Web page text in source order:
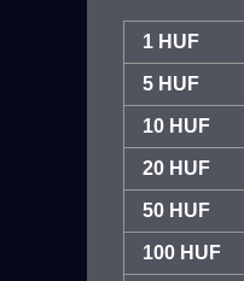
1 HUF
5 HUF
10 HUF
20 HUF
50 HUF
100 HUF